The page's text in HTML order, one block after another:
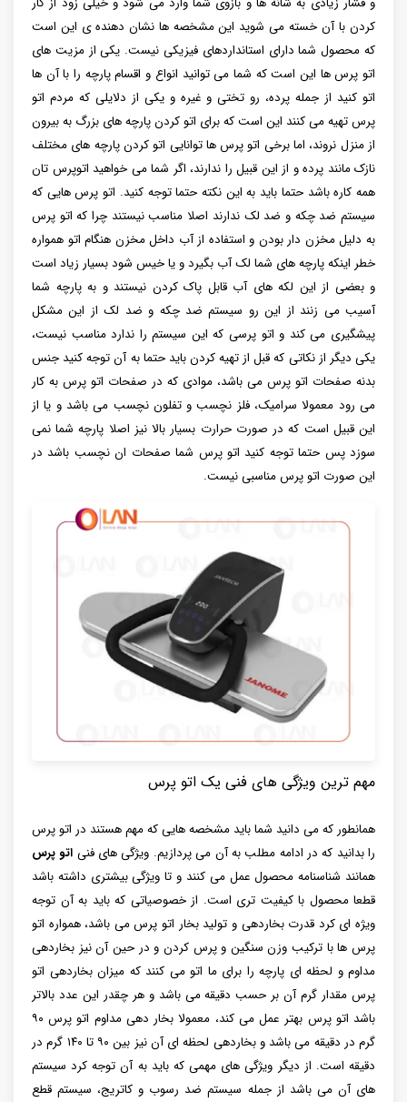
کردن با آن خسته می شوید این مشخصه ها نشان دهنده ی این است
که محصول شما دارای استانداردهای فیزیکی نیست. یکی از مزیت های
اتو پرس ها این است که شما می توانید انواع و اقسام پارچه را با آن ها
اتو کنید از جمله پرده، رو تختی و غیره و یکی از دلایلی که مردم‌ اتو
پرس تهیه می کنند این است که برای اتو کردن پارچه های بزرگ به بیرون
از منزل نروند، اما برخی اتو پرس ها توانایی اتو کردن پارچه های مختلف
نازک مانند پرده و از این قبیل را ندارند، اگر شما می خواهید اتو‌پرس تان
همه کاره باشد حتما باید به این نکته حتما توجه کنید. اتو پرس هایی که
سیستم ضد چکه و ضد لک ندارند اصلا مناسب نیستند چرا که اتو پرس
به دلیل مخزن دار بودن و استفاده از آب داخل مخزن هنگام اتو همواره
خطر اینکه پارچه های شما لک آب بگیرد و یا خیس شود بسیار زیاد است
و بعضی از این لکه های آب قابل پاک کردن نیستند و به پارچه شما
آسیب می زنند از این رو سیستم ضد چکه و ضد لک از این مشکل
پیشگیری می کند و اتو‌ پرسی که این سیستم را ندارد مناسب نیست،
یکی دیگر از نکاتی که قبل از تهیه کردن باید حتما به آن توجه کنید جنس
بدنه صفحات اتو پرس می باشد، موادی که در صفحات اتو پرس به کار
می رود معمولا سرامیک، فلز نچسب و تفلون نچسب می باشد و یا از
این قبیل است که در صورت حرارت بسیار بالا نیز اصلا پارچه شما نمی
سوزد پس حتما توجه کنید اتو پرس شما صفحات ان نچسب باشد در
این صورت اتو پرس مناسبی نیست.
مهم ترین ویژگی های فنی یک اتو پرس
همانطور که می دانید شما باید مشخصه هایی که مهم هستند در اتو پرس
را بدانید که در ادامه مطلب به آن می پردازیم. ویژگی های فنی اتو پرس
همانند شناسنامه محصول عمل می کنند و تا ویژگی بیشتری داشته باشد
قطعا محصول با کیفیت تری است. از خصوصیاتی که باید به آن توجه
ویژه ای کرد قدرت بخاردهی و تولید بخار اتو پرس می باشد، همواره اتو
پرس ها با ترکیب وزن سنگین و پرس کردن و در حین آن نیز بخاردهی
مداوم و لحظه ای پارچه را برای ما اتو می‌ کنند که میزان بخاردهی اتو
پرس مقدار گرم آن بر حسب دقیقه می باشد و هر چقدر این عدد بالاتر
باشد اتو پرس بهتر عمل می کند، معمولا بخار دهی مداوم اتو پرس ۹۰
گرم در دقیقه می باشد و بخاردهی لحظه ای آن نیز بین ۹۰ تا ۱۴۰ گرم در
دقیقه است. از دیگر ویژگی های مهمی که باید به آن توجه کرد سیستم
های آن می باشد از جمله سیستم ضد رسوب و کاتریج، سیستم قطع